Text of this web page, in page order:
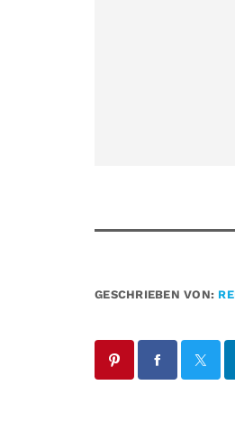
GESCHRIEBEN VON: